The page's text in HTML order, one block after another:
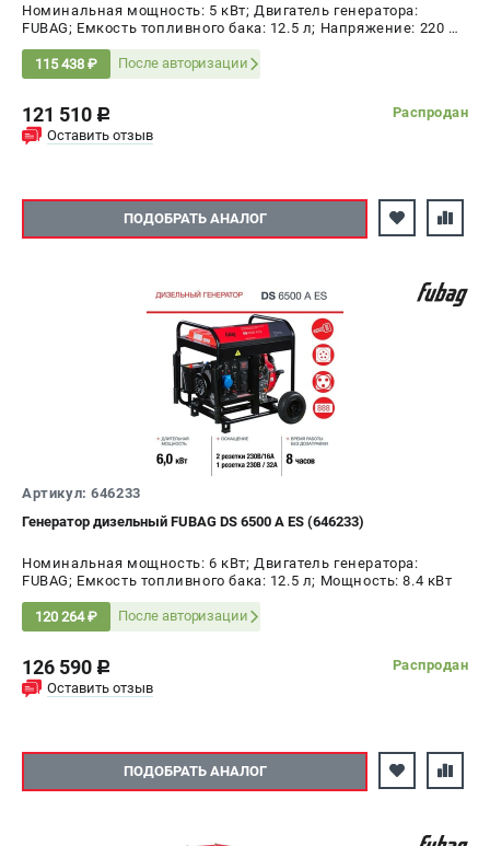
Номинальная мощность: 5 кВт; Двигатель генератора:
FUBAG; Емкость топливного бака: 12.5 л; Напряжение: 220 В;
115 438 ₽
После авторизации
121 510 c
Распродан
Оставить отзыв
ПОДОБРАТЬ АНАЛОГ
Артикул: 646233
Генератор дизельный FUBAG DS 6500 A ES (646233)
Номинальная мощность: 6 кВт; Двигатель генератора:
FUBAG; Емкость топливного бака: 12.5 л; Мощность: 8.4 кВт
120 264 ₽ После авторизации
126 590 c
Распродан
Оставить отзыв
ПОДОБРАТЬ АНАЛОГ